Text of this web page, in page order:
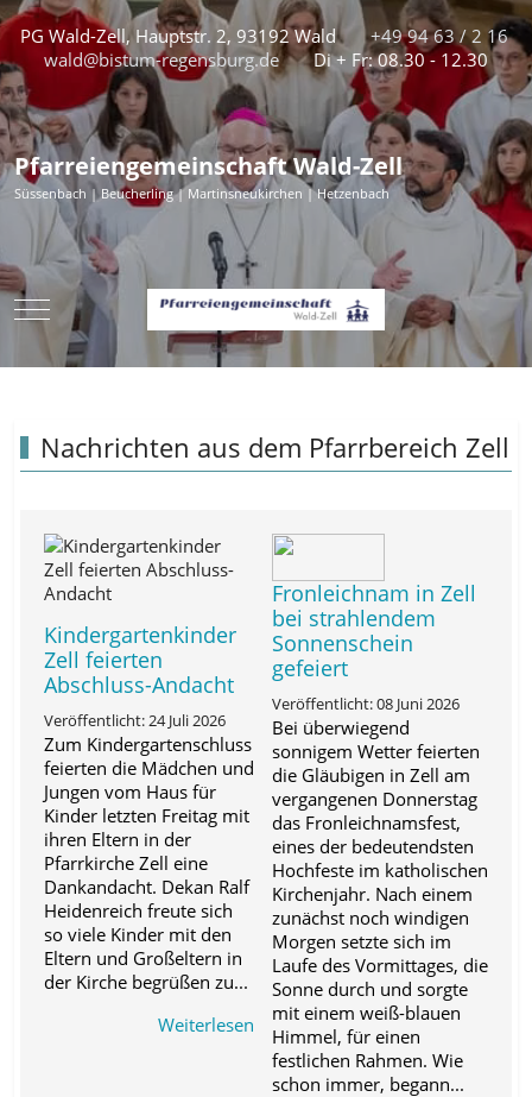
PG Wald-Zell, Hauptstr. 2, 93192 Wald
+49 94 63 / 2 16
wald@bistum-regensburg.de
Di + Fr: 08.30 - 12.30
Pfarreiengemeinschaft Wald-Zell
Süssenbach | Beucherling | Martinsneukirchen | Hetzenbach
Mobile Menu Toggle
Nachrichten aus dem Pfarrbereich Zell
Kindergartenkinder
Zell feierten
Abschluss-Andacht
Veröffentlicht: 24 Juli 2026
Zum Kindergartenschluss
feierten die Mädchen und
Jungen vom Haus für
Kinder letzten Freitag mit
ihren Eltern in der
Pfarrkirche Zell eine
Dankandacht. Dekan Ralf
Heidenreich freute sich
so viele Kinder mit den
Eltern und Großeltern in
der Kirche begrüßen zu...
Weiterlesen
Fronleichnam in Zell
bei strahlendem
Sonnenschein
gefeiert
Veröffentlicht: 08 Juni 2026
Bei überwiegend
sonnigem Wetter feierten
die Gläubigen in Zell am
vergangenen Donnerstag
das Fronleichnamsfest,
eines der bedeutendsten
Hochfeste im katholischen
Kirchenjahr. Nach einem
zunächst noch windigen
Morgen setzte sich im
Laufe des Vormittages, die
Sonne durch und sorgte
mit einem weiß-blauen
Himmel, für einen
festlichen Rahmen. Wie
schon immer, begann...